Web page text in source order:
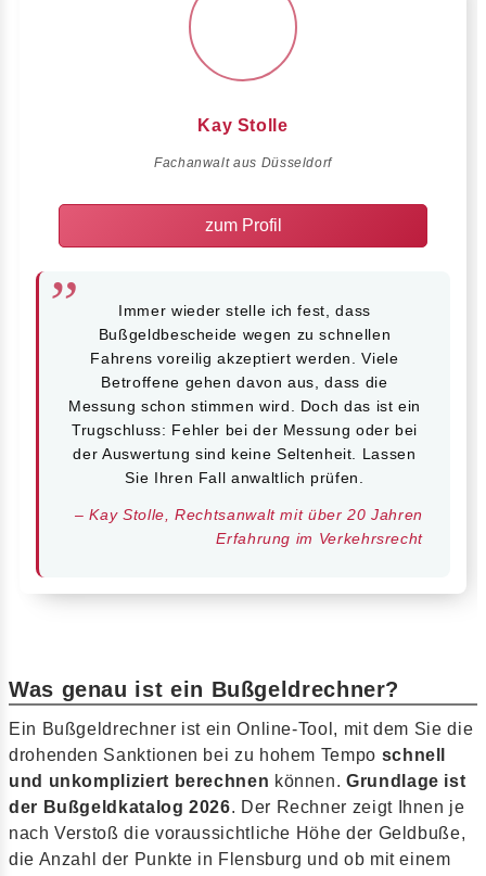
Kay Stolle
Fachanwalt aus Düsseldorf
zum Profil
Immer wieder stelle ich fest, dass
Bußgeldbescheide wegen zu schnellen
Fahrens voreilig akzeptiert werden. Viele
Betroffene gehen davon aus, dass die
Messung schon stimmen wird. Doch das ist ein
Trugschluss: Fehler bei der Messung oder bei
der Auswertung sind keine Seltenheit. Lassen
Sie Ihren Fall anwaltlich prüfen.
– Kay Stolle, Rechtsanwalt mit über 20 Jahren
Erfahrung im Verkehrsrecht
Was genau ist ein Bußgeldrechner?
Ein Bußgeldrechner ist ein Online-Tool, mit dem Sie die
drohenden Sanktionen bei zu hohem Tempo schnell
und unkompliziert berechnen können.Grundlage ist
der Bußgeldkatalog 2026. Der Rechner zeigt Ihnen je
nach Verstoß die voraussichtliche Höhe der Geldbuße,
die Anzahl der Punkte in Flensburg und ob mit einem